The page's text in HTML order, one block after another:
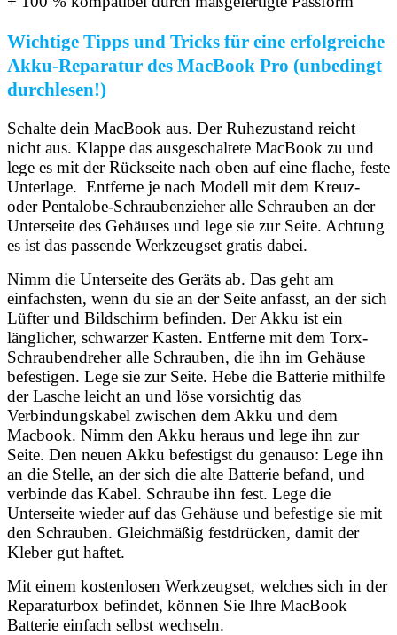
Wichtige Tipps und Tricks für eine erfolgreiche
Akku-Reparatur des MacBook Pro (unbedingt
durchlesen!)
Schalte dein MacBook aus. Der Ruhezustand reicht
nicht aus. Klappe das ausgeschaltete MacBook zu und
lege es mit der Rückseite nach oben auf eine flache, feste
Unterlage. Entferne je nach Modell mit dem Kreuz-
oder Pentalobe-Schraubenzieher alle Schrauben an der
Unterseite des Gehäuses und lege sie zur Seite. Achtung
es ist das passende Werkzeugset gratis dabei.
Nimm die Unterseite des Geräts ab. Das geht am
einfachsten, wenn du sie an der Seite anfasst, an der sich
Lüfter und Bildschirm befinden. Der Akku ist ein
länglicher, schwarzer Kasten. Entferne mit dem Torx-
Schraubendreher alle Schrauben, die ihn im Gehäuse
befestigen. Lege sie zur Seite. Hebe die Batterie mithilfe
der Lasche leicht an und löse vorsichtig das
Verbindungskabel zwischen dem Akku und dem
Macbook. Nimm den Akku heraus und lege ihn zur
Seite. Den neuen Akku befestigst du genauso: Lege ihn
an die Stelle, an der sich die alte Batterie befand, und
verbinde das Kabel. Schraube ihn fest. Lege die
Unterseite wieder auf das Gehäuse und befestige sie mit
den Schrauben. Gleichmäßig festdrücken, damit der
Kleber gut haftet.
Mit einem kostenlosen Werkzeugset, welches sich in der
Reparaturbox befindet, können Sie Ihre MacBook
Batterie einfach selbst wechseln.